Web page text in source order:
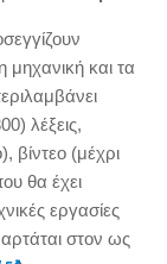
μηχανική και τα
λέξεις,
βίντεο (μέχρι
θα έχει
εργασίες
στον ως